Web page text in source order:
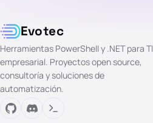
Evotec
Herramientas PowerShell y .NET para TI
empresarial. Proyectos open source,
consultoría y soluciones de
automatización.